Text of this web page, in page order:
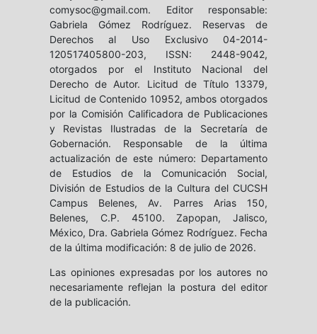
comysoc@gmail.com. Editor responsable:
Gabriela Gómez Rodríguez. Reservas de
Derechos al Uso Exclusivo 04-2014-
120517405800-203, ISSN: 2448-9042,
otorgados por el Instituto Nacional del
Derecho de Autor. Licitud de Título 13379,
Licitud de Contenido 10952, ambos otorgados
por la Comisión Calificadora de Publicaciones
y Revistas Ilustradas de la Secretaría de
Gobernación. Responsable de la última
actualización de este número: Departamento
de Estudios de la Comunicación Social,
División de Estudios de la Cultura del CUCSH
Campus Belenes, Av. Parres Arias 150,
Belenes, C.P. 45100. Zapopan, Jalisco,
México, Dra. Gabriela Gómez Rodríguez. Fecha
de la última modificación: 8 de julio de 2026.
Las opiniones expresadas por los autores no
necesariamente reflejan la postura del editor
de la publicación.